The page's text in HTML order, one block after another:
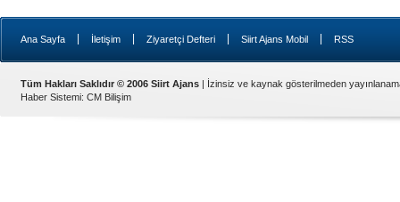
Ana Sayfa İletişim Ziyaretçi Defteri Siirt Ajans Mobil RSS
Tüm Hakları Saklıdır © 2006 Siirt Ajans | İzinsiz ve kaynak gösterilmeden
Haber Sistemi: CM Bilişim